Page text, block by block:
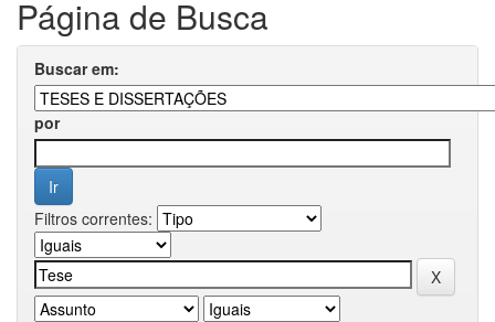
Página de Busca
Buscar em:
por
Filtros correntes: